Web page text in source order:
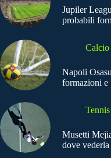
Jupiler
probabili
Calcio
Napoli
formazioni e
Tennis
Musetti
dove vederla